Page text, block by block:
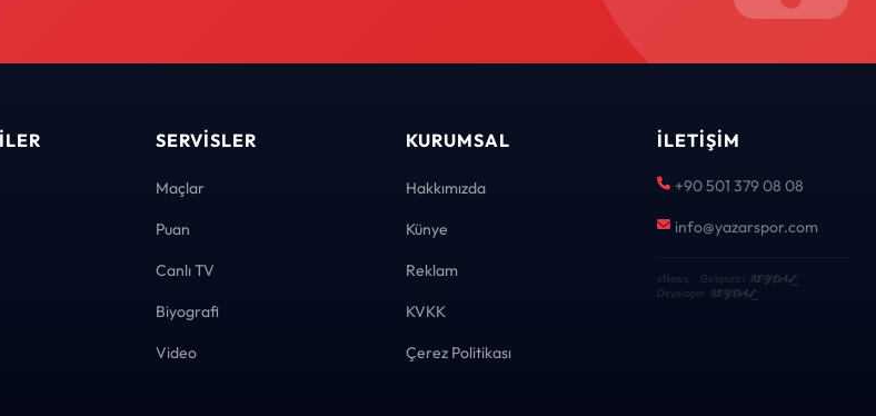
SERVISLER
Maçlar
Puan
Canlı TV
Biyografi
Video
KURUMSAL
Hakkımızda
Künye
Reklam
KVKK
Çerez Politikası
İLETIŞIM
+90 501 379 08 08
info@yazarspor.com
eNews · Geliştirici KEYDAL·
Developer KEYDAL